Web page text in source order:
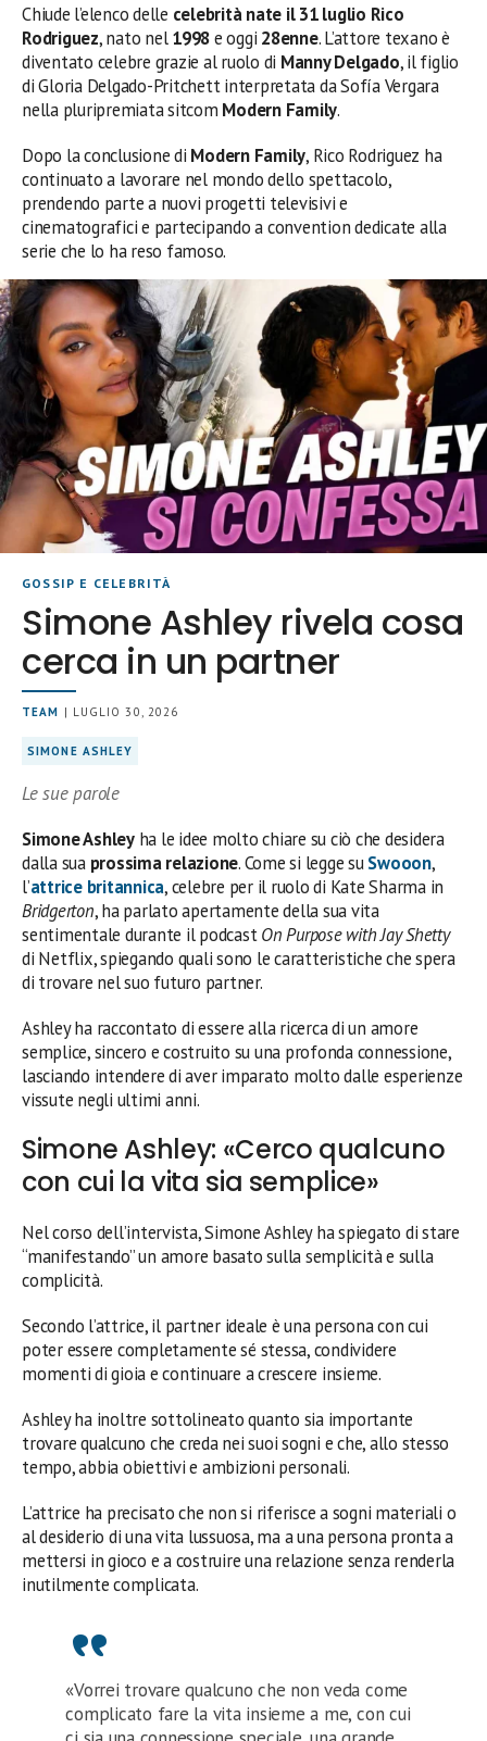
Chiude l’elenco delle celebrità nate il 31 luglio Rico
Rodriguez, nato nel1998e oggi 28enne. L’attore texano è
diventato celebre grazie al ruolo di Manny Delgado, il figlio
di Gloria Delgado-Pritchett interpretata da Sofía Vergara
nella pluripremiata sitcom Modern Family.
Dopo la conclusione di Modern Family, Rico Rodriguez ha
continuato a lavorare nel mondo dello spettacolo,
prendendo parte a nuovi progetti televisivi e
cinematografici e partecipando a convention dedicate alla
serie che lo ha reso famoso.
GOSSIP E CELEBRITÀ
Simone Ashley rivela cosa
cerca in un partner
TEAM | LUGLIO 30, 2026
SIMONE ASHLEY
Le sue parole
Simone Ashleyha le idee molto chiare su ciò che desidera
dalla sua prossima relazione. Come si legge suSwooon,
l’attrice britannica, celebre per il ruolo di Kate Sharma in
Bridgerton, ha parlato apertamente della sua vita
sentimentale durante il podcastOn Purpose with Jay Shetty
di Netflix, spiegando quali sono le caratteristiche che spera
di trovare nel suo futuro partner.
Ashley ha raccontato di essere alla ricerca di un amore
semplice, sincero e costruito su una profonda connessione,
lasciando intendere di aver imparato molto dalle esperienze
vissute negli ultimi anni.
Simone Ashley: «Cerco qualcuno
con cui la vita sia semplice»
Nel corso dell’intervista, Simone Ashley ha spiegato di stare
“manifestando” un amore basato sulla semplicità e sulla
complicità.
Secondo l’attrice, il partner ideale è una persona con cui
poter essere completamente sé stessa, condividere
momenti di gioia e continuare a crescere insieme.
Ashley ha inoltre sottolineato quanto sia importante
trovare qualcuno che creda nei suoi sogni e che, allo stesso
tempo, abbia obiettivi e ambizioni personali.
L’attrice ha precisato che non si riferisce a sogni materiali o
al desiderio di una vita lussuosa, ma a una persona pronta a
mettersi in gioco e a costruire una relazione senza renderla
inutilmente complicata.
«Vorrei trovare qualcuno che non veda come
complicato fare la vita insieme a me, con cui